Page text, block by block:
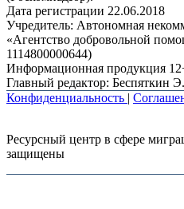
Дата регистрации 22.06.2018
Учредитель: Автономная
«Агентство добровольной
1114800000644)
Информационная продукция
Главный редактор: Беспяткин
Конфиденциальность |
Ресурсный центр в сфере
защищены